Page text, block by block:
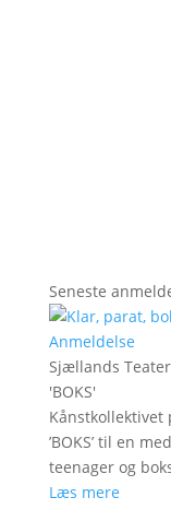
Seneste
Anmeldelse
Sjællands Teater
'BOKS'
Kånstkollektivet
’BOKS’ til en
teenager og
Læs mere